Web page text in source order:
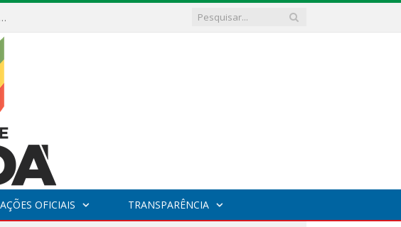
Relatórios Detalhados contendo todas as informações referentes a execução de recursos destinados ao fomento de projetos culturais no Município de Jacundá entre os anos de 2022 ao presente ano de 2026.
OFICIAIS TRANSPARÊNCIA